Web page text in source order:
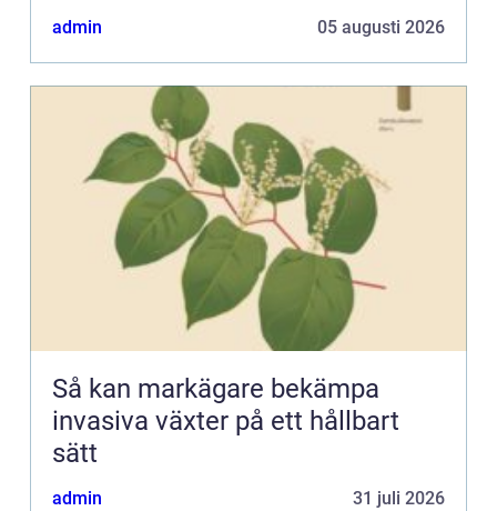
admin 05 augusti 2026
Så kan markägare bekämpa
invasiva växter på ett hållbart
sätt
admin 31 juli 2026